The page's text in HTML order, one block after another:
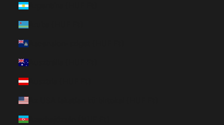
Argentína (HUF Ft)
Aruba (HUF Ft)
Ausztrália (HUF Ft)
Ausztria (HUF Ft)
Az USA lakatlan külbirtokai (HUF Ft)
Azerbajdzsán (HUF Ft)